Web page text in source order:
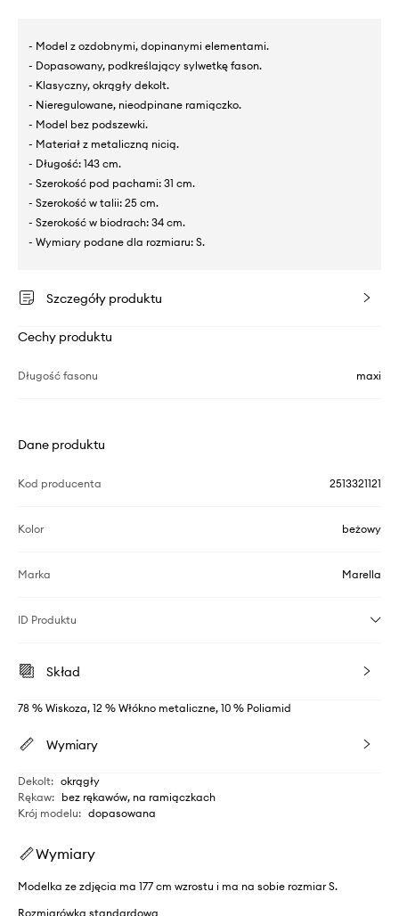
- Model z ozdobnymi, dopinanymi elementami.
- Dopasowany, podkreślający sylwetkę fason.
- Klasyczny, okrągły dekolt.
- Nieregulowane, nieodpinane ramiączko.
- Model bez podszewki.
- Materiał z metaliczną nicią.
- Długość: 143 cm.
- Szerokość pod pachami: 31 cm.
- Szerokość w talii: 25 cm.
- Szerokość w biodrach: 34 cm.
- Wymiary podane dla rozmiaru: S.
Szczegóły produktu
Cechy produktu
Długość fasonu maxi
Dane produktu
Kod producenta 2513321121
Kolor beżowy
Marka Marella
ID Produktu
Skład
78 % Wiskoza, 12 % Włókno metaliczne, 10 % Poliamid
Wymiary
Dekolt: okrągły
Rękaw: bez rękawów, na ramiączkach
Krój modelu: dopasowana
Wymiary
Modelka ze zdjęcia ma 177 cm wzrostu i ma na sobie rozmiar S.
Rozmiarówka standardowa